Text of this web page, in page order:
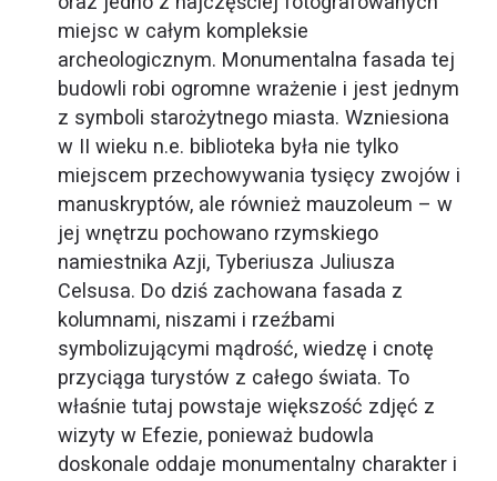
miejsc w całym kompleksie
archeologicznym. Monumentalna fasada tej
budowli robi ogromne wrażenie i jest jednym
z symboli starożytnego miasta. Wzniesiona
w II wieku n.e. biblioteka była nie tylko
miejscem przechowywania tysięcy zwojów i
manuskryptów, ale również mauzoleum – w
jej wnętrzu pochowano rzymskiego
namiestnika Azji, Tyberiusza Juliusza
Celsusa. Do dziś zachowana fasada z
kolumnami, niszami i rzeźbami
symbolizującymi mądrość, wiedzę i cnotę
przyciąga turystów z całego świata. To
właśnie tutaj powstaje większość zdjęć z
wizyty w Efezie, ponieważ budowla
doskonale oddaje monumentalny charakter i